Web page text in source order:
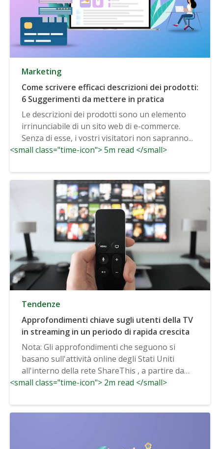
Marketing
Come scrivere efficaci descrizioni dei prodotti:
6 Suggerimenti da mettere in pratica
Le descrizioni dei prodotti sono un elemento
irrinunciabile di un sito web di e-commerce.
Senza di esse, i vostri visitatori non sapranno...
<small class="time-icon"> 5m read </small>
Tendenze
Approfondimenti chiave sugli utenti della TV
in streaming in un periodo di rapida crescita
Nota: Gli approfondimenti che seguono si
basano sull'attività online degli Stati Uniti
all'interno della rete ShareThis , a partire da
febbraio...
<small class="time-icon"> 2m read </small>